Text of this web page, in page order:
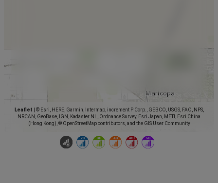
Leaflet
© Esri, HERE, Garmin, Intermap, increment P Corp., GEBCO, USGS, FAO, NPS,
NRCAN, GeoBase, IGN, Kadaster NL, Ordnance Survey, Esri Japan, METI, Esri China
(Hong Kong), © OpenStreetMap contributors, and the GIS User Community